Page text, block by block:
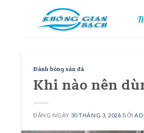
Đánh bóng sàn đá
Khi nào nên
ĐĂNG NGÀY 30 THÁNG 3, 2026 BỞI